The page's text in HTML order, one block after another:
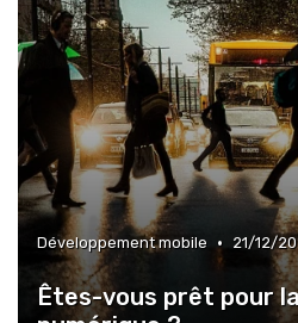
Développement mobile • 21/12/
Êtes-vous prêt pour